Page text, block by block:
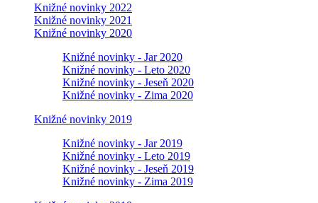
Knižné novinky 2022
Knižné novinky 2021
Knižné novinky 2020
Knižné novinky - Jar 2020
Knižné novinky - Leto 2020
Knižné novinky - Jeseň 2020
Knižné novinky - Zima 2020
Knižné novinky 2019
Knižné novinky - Jar 2019
Knižné novinky - Leto 2019
Knižné novinky - Jeseň 2019
Knižné novinky - Zima 2019